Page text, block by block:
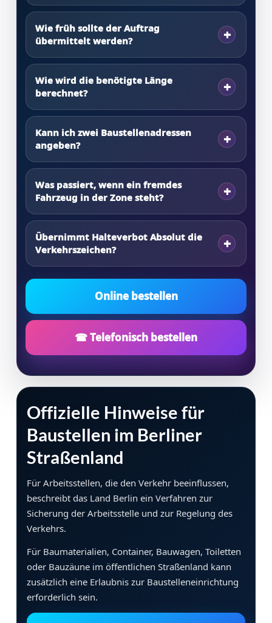
Wie früh sollte der Auftrag
übermittelt werden?
Wie wird die benötigte Länge
berechnet?
Kann ich zwei Baustellenadressen
angeben?
Was passiert, wenn ein fremdes
Fahrzeug in der Zone steht?
Übernimmt Halteverbot Absolut die
Verkehrszeichen?
Online bestellen
☎ Telefonisch bestellen
Offizielle Hinweise für
Baustellen im Berliner
Straßenland
Für Arbeitsstellen, die den Verkehr beeinflussen,
beschreibt das Land Berlin ein Verfahren zur
Sicherung der Arbeitsstelle und zur Regelung des
Verkehrs.
Für Baumaterialien, Container, Bauwagen, Toiletten
oder Bauzäune im öffentlichen Straßenland kann
zusätzlich eine Erlaubnis zur Baustelleneinrichtung
erforderlich sein.